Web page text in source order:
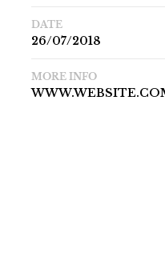
DATE
26/07/2018
MORE INFO